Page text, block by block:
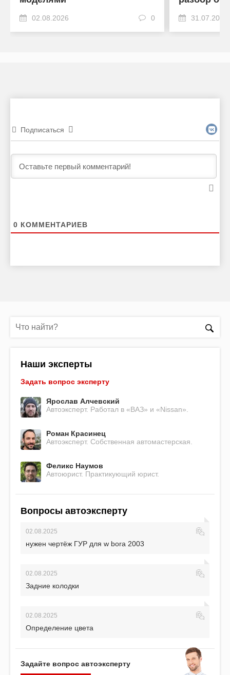
02.08.2026 0 31.07.2026
Подписаться
0 КОММЕНТАРИЕВ
Наши эксперты
Задать вопрос эксперту
Ярослав Алчевский
Автоэксперт. Работал в «ВАЗ» и «Nissan».
Роман Красинец
Автоэксперт. Собственная автомастерская.
Феликс Наумов
Автоюрист. Практикующий юрист.
Вопросы автоэксперту
02.08.2025
нужен чертёж ГУР для w bora 2003
02.08.2025
Задние колодки
02.08.2025
Определение цвета
Задайте вопрос автоэксперту